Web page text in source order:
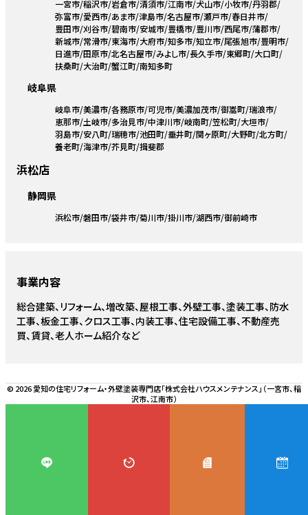
一宮市 稲沢市 岩倉市 清須市 江南市 犬山市 小牧市 丹羽郡
弥富市 愛西市 あま市 津島市 名古屋市 瀬戸市 春日井市
豊田市 刈谷市 碧南市 安城市 豊橋市 豊川市 西尾市 蒲郡市
新城市 常滑市 東海市 大府市 知多市 知立市 尾張旭市 豊明市
日進市 田原市 北名古屋市 みよし市 長久手市 東郷町 大口町
扶桑町 大治町 蟹江町 南知多町
岐阜県
岐阜市 美濃市 各務原市 可児市 美濃加茂市 御嵩町 瑞浪市
恵那市 土岐市 多治見市 中津川市 岐南町 笠松町 大垣市
羽島市 安八町 瑞穂市 池田町 垂井町 関ヶ原町 大野町 北方町
養老町 海津市 芥見町 揖斐郡
浜松店
静岡県
浜松市 磐田市 袋井市 菊川市 掛川市 湖西市 御前崎市
事業内容
総合建築、リフォーム、増改築、屋根工事、外壁工事、塗装工事、防水
工事、板金工事、クロス工事、内装工事、住宅設備工事、不動産売
買、賃貸、老人ホーム紹介など
© 2026 愛知の住宅リフォーム・外壁塗装専門店「株式会社ハウスメンテナンス」（一宮市、稲
沢市、江南市）